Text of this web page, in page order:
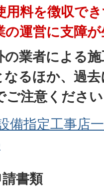
用料を徴収で
の運営に支障
の業者による
なるほか、過
ご注意くださ
備指定工事店
書類